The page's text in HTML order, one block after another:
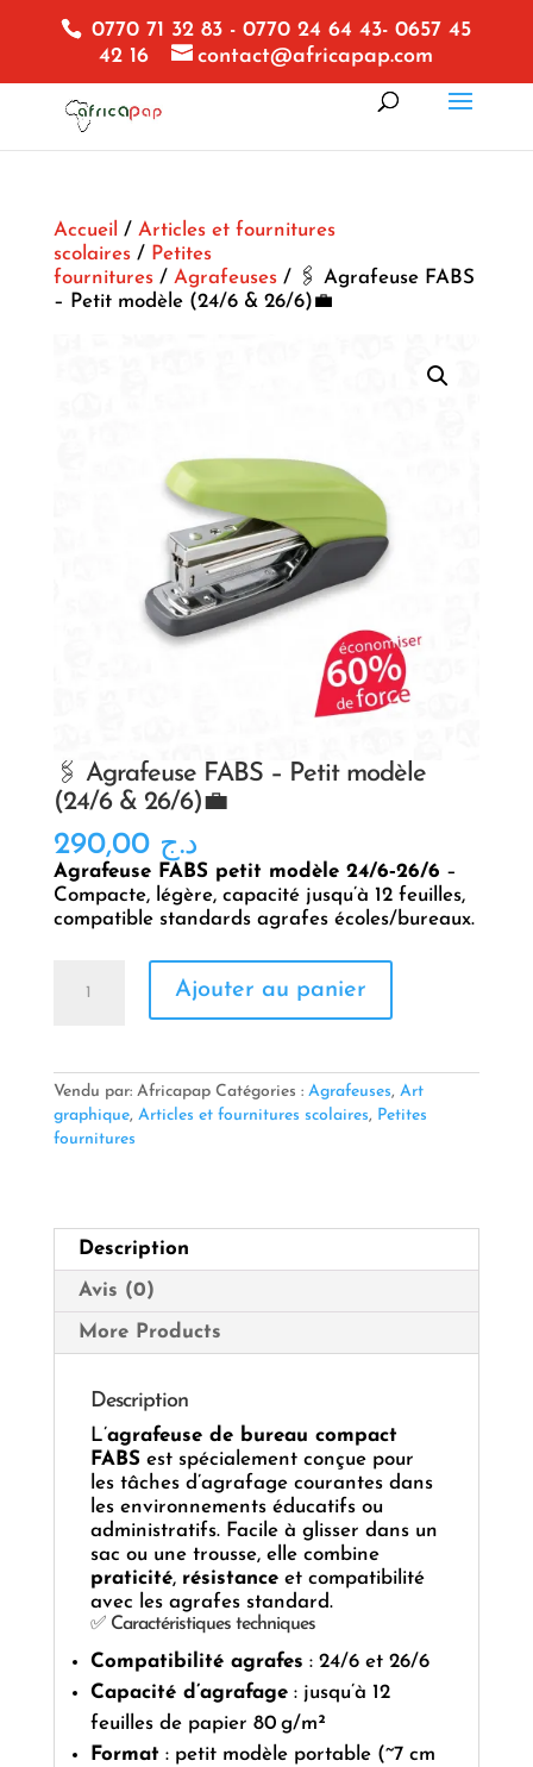
0770 71 32 83 - 0770 24 64 43- 0657 45
42 16
contact@africapap.com
Accueil / Articles et fournitures
scolaires/ Petites
fournitures/ Agrafeuses/ 🖇️ Agrafeuse FABS
– Petit modèle (24/6 & 26/6)💼
🖇️ Agrafeuse FABS – Petit modèle
(24/6 & 26/6)💼
د.ج 290,00
Agrafeuse FABS petit modèle 24/6‑26/6 –
Compacte, légère, capacité jusqu’à 12 feuilles,
compatible standards agrafes écoles/bureaux.
–
Petit
modèle
💼
Ajouter au panier
Vendu par: Africapap Catégories : Agrafeuses, Art
graphique, Articles et fournitures scolaires, Petites
fournitures
Description
Avis (0)
More Products
Description
L’agrafeuse de bureau compact
FABS est spécialement conçue pour
les tâches d’agrafage courantes dans
les environnements éducatifs ou
administratifs. Facile à glisser dans un
sac ou une trousse, elle combine
praticité, résistanceet compatibilité
avec les agrafes standard.
✅ Caractéristiques techniques
Compatibilité agrafes : 24/6 et 26/6
Capacité d’agrafage: jusqu’à 12
feuilles de papier 80 g/m²
Format: petit modèle portable (~7 cm